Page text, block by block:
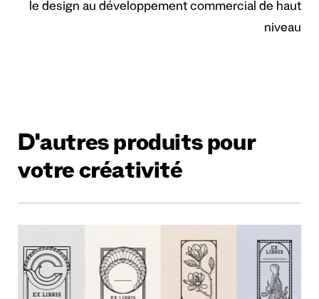
le design au développement commercial de haut
niveau
D'autres produits pour
votre créativité